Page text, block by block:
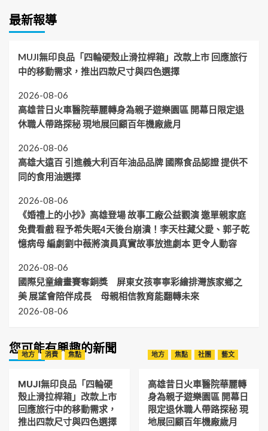
最新報導
MUJI無印良品「四輪硬殼止滑拉桿箱」改款上市 回應旅行
中的移動需求，推出四款尺寸與四色選擇
2026-08-06
高雄昔日火車醫院華麗轉身為親子遊樂園區 開幕日限定退
休職人帶路探秘 現地展回顧百年機廠歲月
2026-08-06
高雄大遠百 引進義大利百年油品品牌 國際食品認證 提供不
同的食用油選擇
2026-08-06
《婚禮上的小抄》高雄登場 故事工廠公益觀演 邀單親家庭
免費看戲 程予希失眠4天後台崩潰！李天柱藏父愛、郭子乾
憶病母 編劇劉中薇將演員真實故事放進劇本 更令人動容
2026-08-06
國際兒童繪畫賽奪銅獎 屏東女孩寧寧彩繪排灣族家鄉之
美 展望會陪伴成長 母親相信教育能翻轉未來
2026-08-06
您可能有興趣的新聞
地方 消費 焦點
MUJI無印良品「四輪硬
殼止滑拉桿箱」改款上市
回應旅行中的移動需求，
推出四款尺寸與四色選擇
地方 焦點 社團 藝文
高雄昔日火車醫院華麗轉
身為親子遊樂園區 開幕日
限定退休職人帶路探秘 現
地展回顧百年機廠歲月